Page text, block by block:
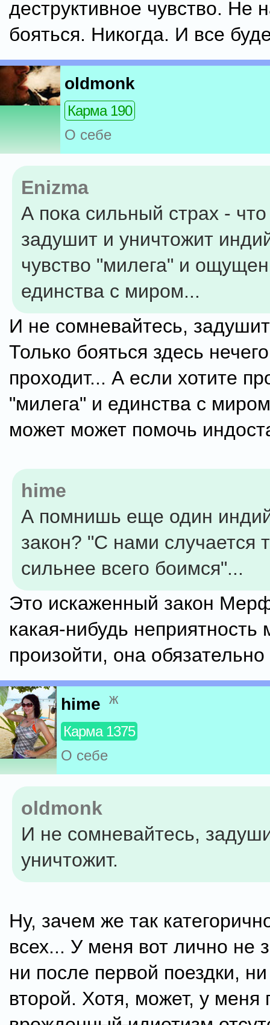
деструктивное чувство. Не
бояться. Никогда. И все
oldmonk
Карма 190
О себе
Enizma
А пока сильный страх -
задушит и уничтожит
чувство "милега" и
единства с миром...
И не сомневайтесь,
Только бояться здесь
проходит... А если хотите
"милега" и единства с
может может помочь
hime
А помнишь еще один
закон? "С нами случается
сильнее всего боимся"...
Это искаженный закон
какая-нибудь неприятность
произойти, она
hime ж
Карма 1375
О себе
oldmonk
И не сомневайтесь,
уничтожит.
Ну, зачем же так
всех... У меня вот лично не
ни после первой поездки,
второй. Хотя, может, у меня